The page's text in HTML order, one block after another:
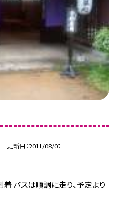
更新日 2011/08/02
着 バスは順調に走り、予定より